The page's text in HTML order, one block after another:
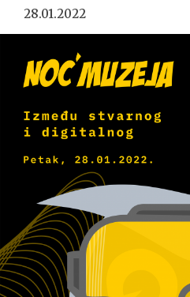
28.01.2022